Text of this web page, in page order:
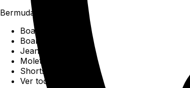
Bermudas
Boardshorts
Boardwalk
Jeans
Moletom
Shorts
Ver todos